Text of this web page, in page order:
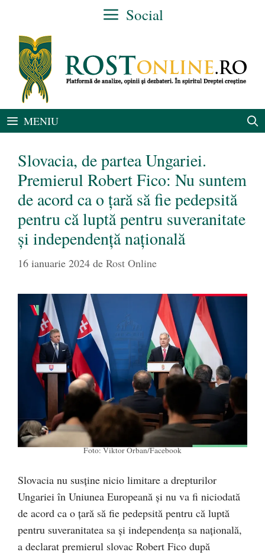
conținut
Social
MENIU
Slovacia, de partea Ungariei.
Premierul Robert Fico: Nu suntem
de acord ca o țară să fie pedepsită
pentru că luptă pentru suveranitate
și independență națională
16 ianuarie 2024 de Rost Online
Foto: Viktor Orban/Facebook
Slovacia nu susţine nicio limitare a drepturilor
Ungariei în Uniunea Europeană şi nu va fi niciodată
de acord ca o ţară să fie pedepsită pentru că luptă
pentru suveranitatea sa şi independenţa sa naţională,
a declarat premierul slovac Robert Fico după